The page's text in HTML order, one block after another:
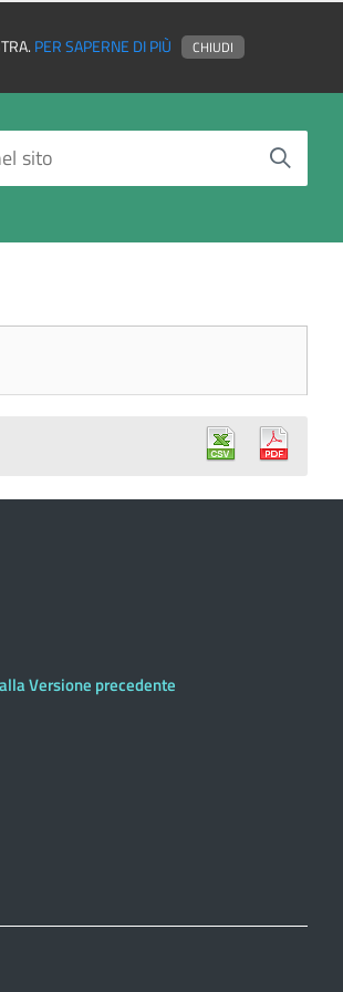
Versione precedente
PER SAPERNE DI PIÙ CHIUDI